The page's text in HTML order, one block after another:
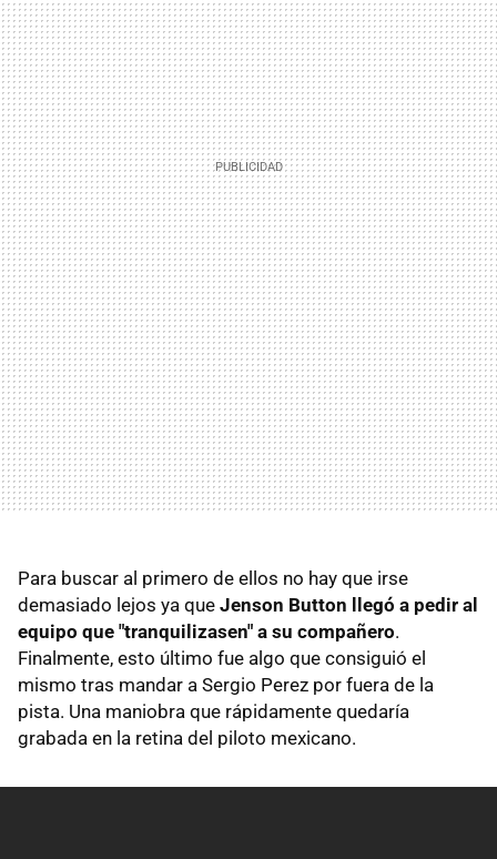
Para buscar al primero de ellos no hay que irse
demasiado lejos ya que Jenson Button llegó a pedir al
equipo que "tranquilizasen" a su compañero.
Finalmente, esto último fue algo que consiguió el
mismo tras mandar a Sergio Perez por fuera de la
pista. Una maniobra que rápidamente quedaría
grabada en la retina del piloto mexicano.